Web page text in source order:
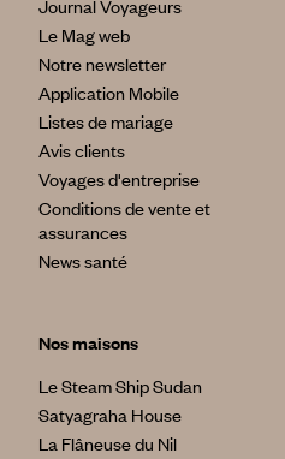
Journal Voyageurs
Le Mag web
Notre newsletter
Application Mobile
Listes de mariage
Avis clients
Voyages d'entreprise
Conditions de vente et
assurances
News santé
Nos maisons
Le Steam Ship Sudan
Satyagraha House
La Flâneuse du Nil